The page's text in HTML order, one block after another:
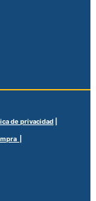
de privacidad
|